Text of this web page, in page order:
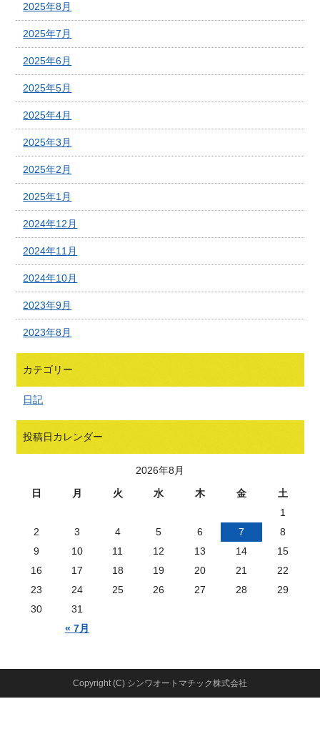
2025年8月
2025年7月
2025年6月
2025年5月
2025年4月
2025年3月
2025年2月
2025年1月
2024年12月
2024年11月
2024年10月
2023年9月
2023年8月
カテゴリー
日記
投稿日カレンダー
2026年8月
日
月 火 水 木 金 土
« 7月
1
2
3 4 5 6 7
8
9
10 11 12 13 14
15
16
17 18 19 20 21
22
23
24 25 26 27 28
29
30
31
Copyright (C) シンワオートマチック株式会社